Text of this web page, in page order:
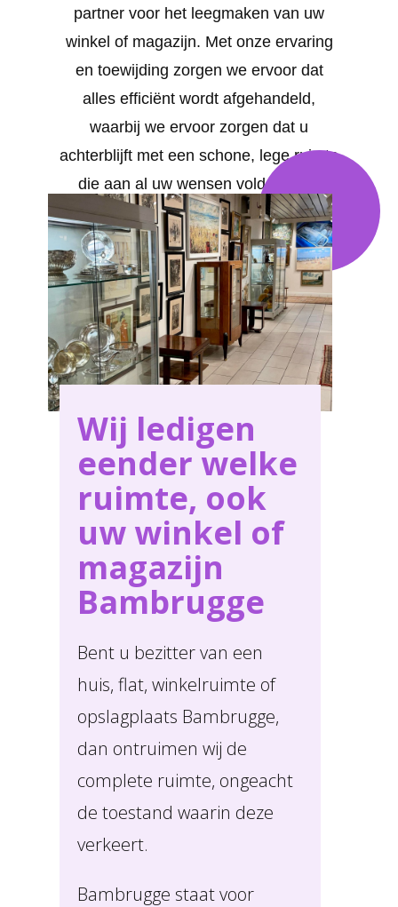
partner voor het leegmaken van uw
winkel of magazijn. Met onze ervaring
en toewijding zorgen we ervoor dat
alles efficiënt wordt afgehandeld,
waarbij we ervoor zorgen dat u
achterblijft met een schone, lege ruimte
die aan al uw wensen voldoet. Uw
tevredenheid staat bij ons voorop. We
bieden op maat gemaakte oplossingen
voor al uw behoeften in Bambrugge .
Wij ledigen
eender welke
ruimte, ook
uw winkel of
magazijn
Bambrugge
Bent u bezitter van een
huis, flat, winkelruimte of
opslagplaats Bambrugge,
dan ontruimen wij de
complete ruimte, ongeacht
de toestand waarin deze
verkeert.
Bambrugge staat voor